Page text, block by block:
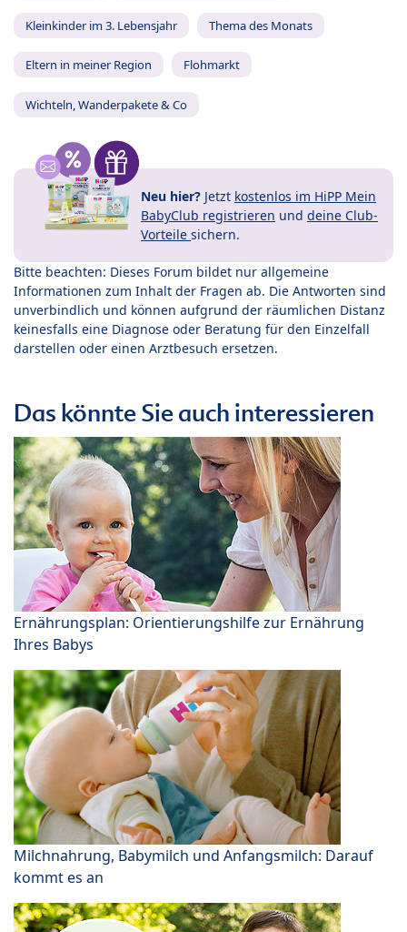
Kleinkinder im 3. Lebensjahr Thema des Monats
Eltern in meiner Region Flohmarkt
Wichteln, Wanderpakete & Co
Neu hier? Jetzt kostenlos im HiPP Mein
BabyClub registrieren und deine Club-
Vorteile sichern.
Bitte beachten: Dieses Forum bildet nur allgemeine
Informationen zum Inhalt der Fragen ab. Die Antworten sind
unverbindlich und können aufgrund der räumlichen Distanz
keinesfalls eine Diagnose oder Beratung für den Einzelfall
darstellen oder einen Arztbesuch ersetzen.
Das könnte Sie auch interessieren
Ernährungsplan: Orientierungshilfe zur Ernährung
Ihres Babys
Milchnahrung, Babymilch und Anfangsmilch: Darauf
kommt es an